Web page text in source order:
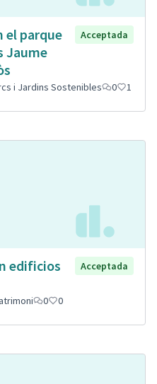
el parque
Jaume
Acceptada
i Jardins Sostenibles 0 1
edificios
Acceptada
0 0